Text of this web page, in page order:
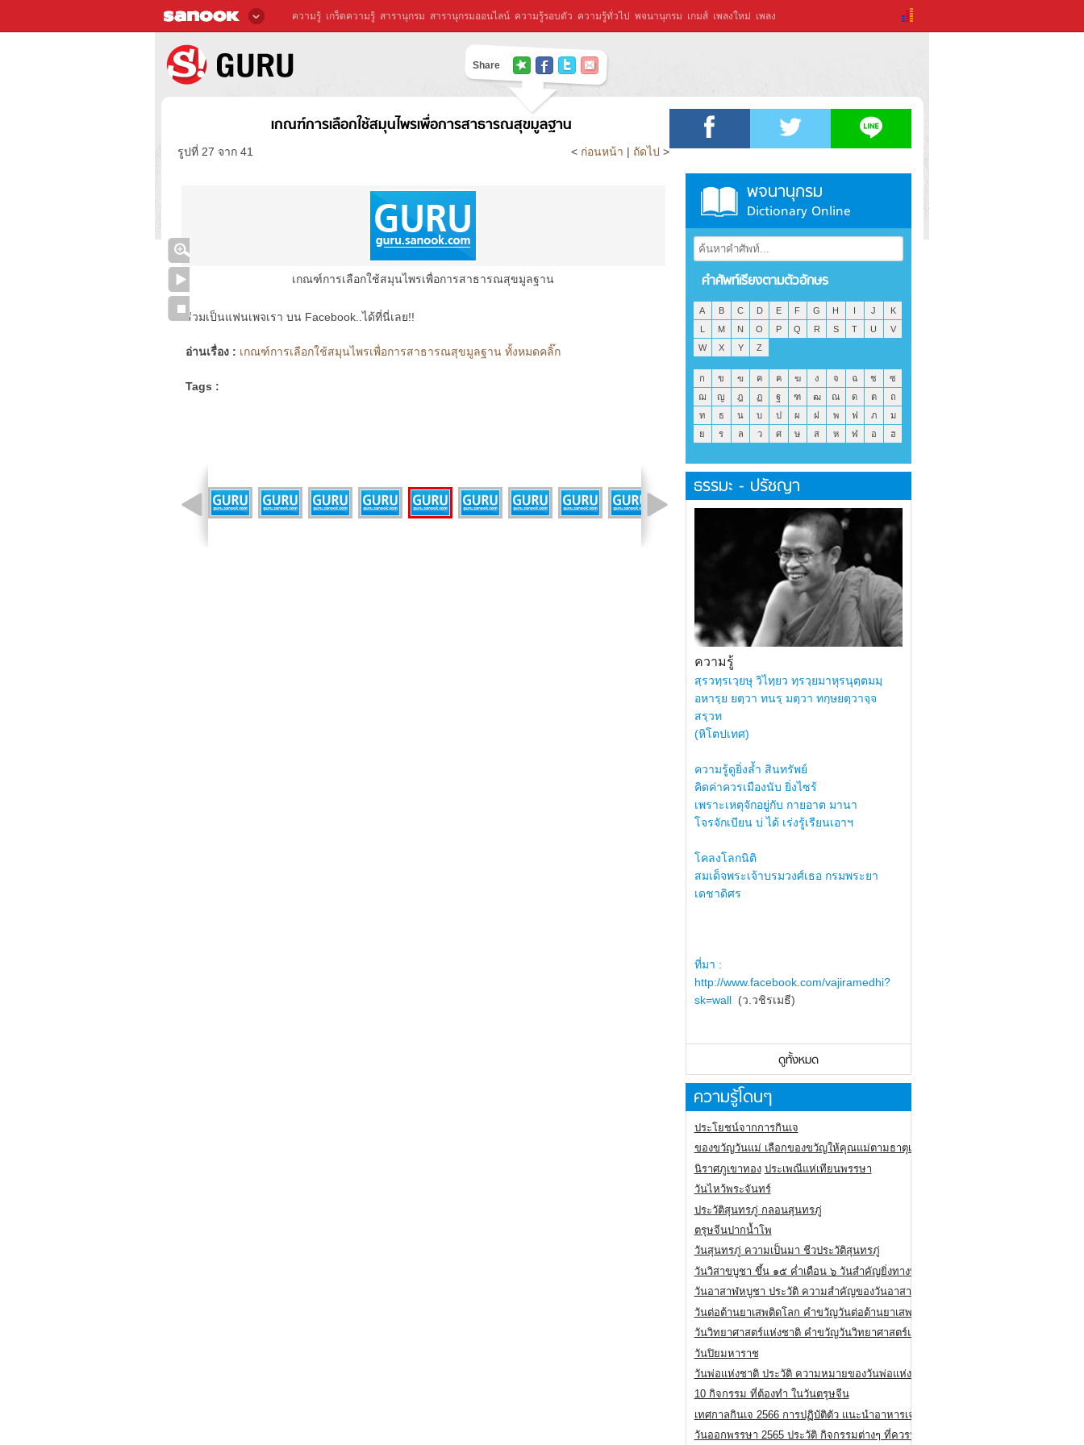
ความรู้ เกร็ดความรู้ สารานุกรม สารานุกรมออนไลน์ ความรู้รอบตัว ความรู้ทั่วไป พจนานุกรม เกมส์ เพลงใหม่ เพลง
Share
เกณฑ์การเลือกใช้สมุนไพรเพื่อการสาธารณสุขมูลฐาน
รูปที่ 27 จาก 41 < ก่อนหน้า | ถัดไป >
เกณฑ์การเลือกใช้สมุนไพรเพื่อการสาธารณสุขมูลฐาน
ร่วมเป็นแฟนเพจเรา บน Facebook..ได้ที่นี่เลย!!
อ่านเรื่อง : เกณฑ์การเลือกใช้สมุนไพรเพื่อการสาธารณสุขมูลฐาน ทั้งหมดคลิ๊ก
Tags :
พจนานุกรม
Dictionary Online
คำศัพท์เรียงตามตัวอักษร
A B C D E F G H I J
K
L
M N O P Q R S T U
V
W
X Y Z
ก ข ฃ ค ฅ ฆ ง จ ฉ ช
ซ
ฌ
ญ ฎ ฏ ฐ ฑ ฒ ณ ด ต
ถ
ท
ธ น บ ป ผ ฝ พ ฟ ภ
ม
ย
ร ล ว ศ ษ ส ห ฬ อ ฮ
ธรรมะ - ปรัชญา
ความรู้
สฺรวทฺรเวฺยษุ วิไทฺยว ทฺรวฺยมาหุรนุตฺตมมฺ
อหารฺย ยตฺวา ทนรฺ มตฺวา ทกฺษยตฺวาจฺจ
สรฺวท
(หิโตปเทศ)
ความรู้ดูยิ่งล้ำ สินทรัพย์
คิดค่าควรเมืองนับ ยิ่งไซร้
เพราะเหตุจักอยู่กับ กายอาต มานา
โจรจักเบียน บ่ ได้ เร่งรู้เรียนเอาฯ
โคลงโลกนิติ
สมเด็จพระเจ้าบรมวงศ์เธอ กรมพระยา
เดชาดิศร
ที่มา :
http://www.facebook.com/vajiramedhi?
sk=wall(ว.วชิรเมธี)
ดูทั้งหมด
ความรู้โดนๆ
ประโยชน์จากการกินเจ
ของขวัญวันแม่ เลือกของขวัญให้คุณแม่ตามธาตุเกิด
นิราศภูเขาทอง ประเพณีแห่เทียนพรรษา
วันไหว้พระจันทร์
ประวัติสุนทรภู่ กลอนสุนทรภู่
ตรุษจีนปากน้ำโพ
วันสุนทรภู่ ความเป็นมา ชีวประวัติสุนทรภู่
วันวิสาขบูชา ขึ้น ๑๕ ค่ำเดือน ๖ วันสำคัญยิ่งทางพระพุทธศาสนา
วันอาสาฬหบูชา ประวัติ ความสําคัญของวันอาสาฬหบูชา
วันต่อต้านยาเสพติดโลก คำขวัญวันต่อต้านยาเสพติดสากล
วันวิทยาศาสตร์แห่งชาติ คำขวัญวันวิทยาศาสตร์แห่งชาติ
วันปิยมหาราช
วันพ่อแห่งชาติ ประวัติ ความหมายของวันพ่อแห่งชาติ
10 กิจกรรม ที่ต้องทำ ในวันตรุษจีน
เทศกาลกินเจ 2566 การปฏิบัติตัว แนะนำอาหารเจ
วันออกพรรษา 2565 ประวัติ กิจกรรมต่างๆ ที่ควรปฏิบัติ